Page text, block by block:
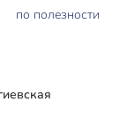
на 300
лимонада и других
по полезности